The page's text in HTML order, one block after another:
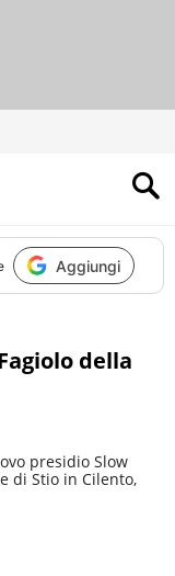
Aggiungi
della
presidio Slow
di Stio in Cilento,